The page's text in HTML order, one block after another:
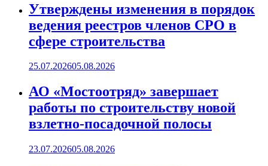
Утверждены изменения в порядок
ведения реестров членов СРО в
сфере строительства
25.07.202605.08.2026
АО «Мостоотряд» завершает
работы по строительству новой
взлетно-посадочной полосы
23.07.202605.08.2026